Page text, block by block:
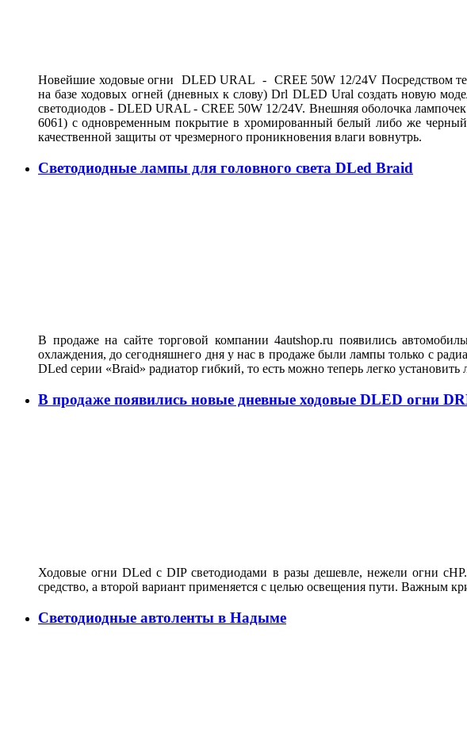
Новейшие ходовые огни DLED URAL - CREE 50W 12/24V Посредством
на базе ходовых огней (дневных к слову) Drl DLED Ural создать новую
светодиодов - DLED URAL - CREE 50W 12/24V. Внешняя оболочка
6061) с одновременным покрытие в хромированный белый либо же
качественной защиты от чрезмерного проникновения влаги вовнутрь.
Светодиодные лампы для головного света DLed Braid
В продаже на сайте торговой компании 4autshop.ru появились
охлаждения, до сегодняшнего дня у нас в продаже были лампы только с
DLed серии «Braid» радиатор гибкий, то есть можно теперь легко установить
В продаже появились новые дневные ходовые DLED огни
Ходовые огни DLed c DIP светодиодами в разы дешевле, нежели огни
средство, а второй вариант применяется с целью освещения пути. Важным
Светодиодные автоленты в Надыме